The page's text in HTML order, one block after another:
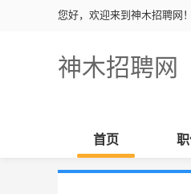
您好，欢迎来到神木招聘网！
神木招聘网
首页